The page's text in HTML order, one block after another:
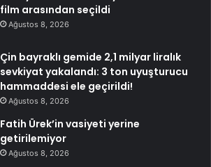
film arasından seçildi
Ağustos 8, 2026
Çin bayraklı gemide 2,1 milyar liralık
sevkiyat yakalandı: 3 ton uyuşturucu
hammaddesi ele geçirildi!
Ağustos 8, 2026
Fatih Ürek’in vasiyeti yerine
getirilemiyor
Ağustos 8, 2026